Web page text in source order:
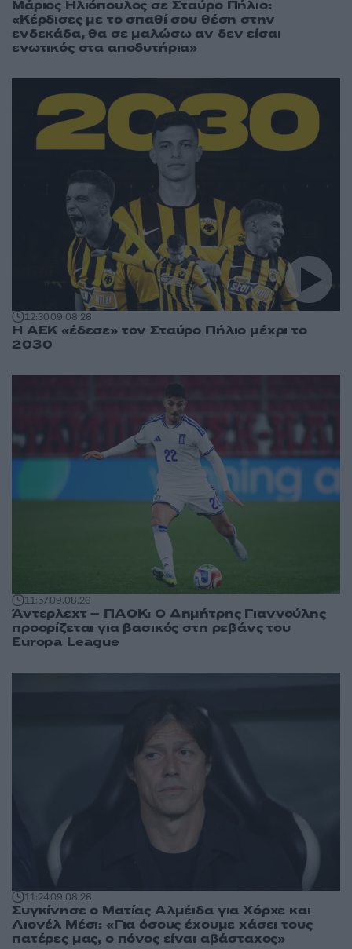
Μάριος Ηλιόπουλος σε Σταύρο Πήλιο:
«Κέρδισες με το σπαθί σου θέση στην
ενδεκάδα, θα σε μαλώσω αν δεν είσαι
ενωτικός στα αποδυτήρια»
12:3009.08.26
Η ΑΕΚ «έδεσε» τον Σταύρο Πήλιο μέχρι το
2030
11:5709.08.26
Άντερλεχτ – ΠΑΟΚ: Ο Δημήτρης Γιαννούλης
προορίζεται για βασικός στη ρεβάνς του
Europa League
11:2409.08.26
Συγκίνησε ο Ματίας Αλμέιδα για Χόρχε και
Λιονέλ Μέσι: «Για όσους έχουμε χάσει τους
πατέρες μας, ο πόνος είναι αβάσταχος»